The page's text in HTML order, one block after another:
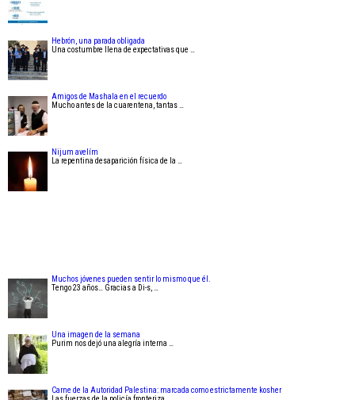
Hebrón, una parada obligada
Una costumbre llena de expectativas que …
Amigos de Mashala en el recuerdo
Mucho antes de la cuarentena, tantas …
Nijum avelím
La repentina desaparición física de la …
Muchos jóvenes pueden sentir lo mismo que él.
Tengo 23 años… Gracias a Di-s, …
Una imagen de la semana
Purim nos dejó una alegría interna …
Carne de la Autoridad Palestina: marcada como estrictamente kosher